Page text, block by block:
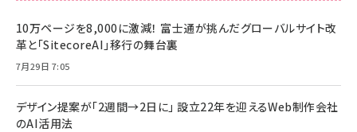
10万ページを8,000に激減！ 富士通が挑んだグローバルサイト改
革と「SitecoreAI」移行の舞台裏
7月29日 7:05
デザイン提案が「2週間→2日に」 設立22年を迎えるWeb制作会社
のAI活用法